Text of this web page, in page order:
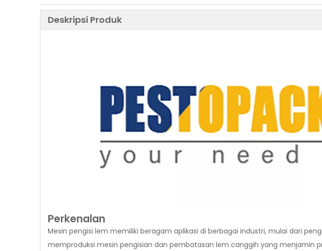
Deskripsi Produk
Perkenalan
Mesin pengisi lem memiliki beragam aplikasi di berbagai industri, mulai dari
memproduksi mesin pengisian dan pembatasan lem canggih yang menjamin